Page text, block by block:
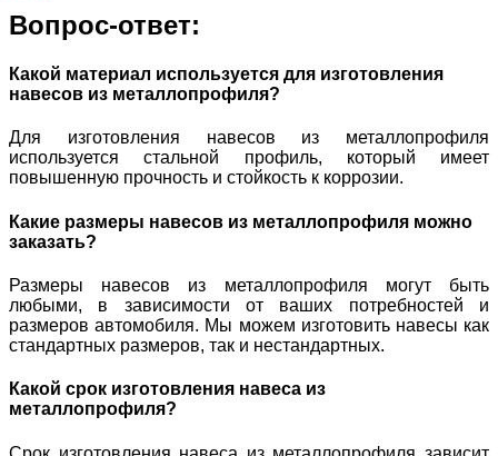
Вопрос-ответ:
Какой материал используется для изготовления
навесов из металлопрофиля?
Для изготовления навесов из металлопрофиля
используется стальной профиль, который имеет
повышенную прочность и стойкость к коррозии.
Какие размеры навесов из металлопрофиля можно
заказать?
Размеры навесов из металлопрофиля могут быть
любыми, в зависимости от ваших потребностей и
размеров автомобиля. Мы можем изготовить навесы как
стандартных размеров, так и нестандартных.
Какой срок изготовления навеса из
металлопрофиля?